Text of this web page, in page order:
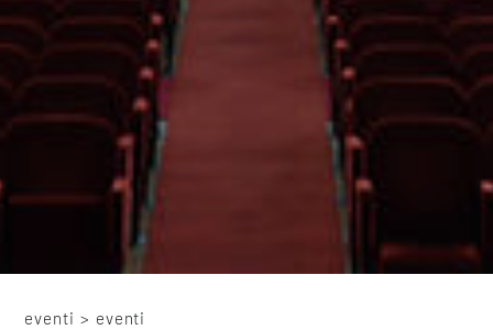
eventi > eventi